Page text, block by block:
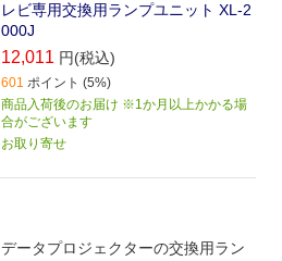
レビ専用交換用ランプユニット XL‐2
000J
12,011 円(税込)
601 ポイント (5%)
商品入荷後のお届け ※1か月以上かかる場
合がございます
お取り寄せ
データプロジェクターの交換用ラン